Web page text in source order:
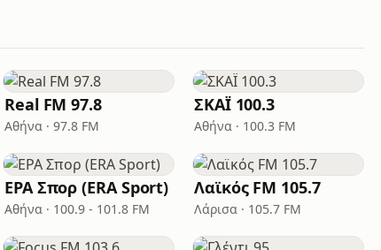
Real FM 97.8
Αθήνα · 97.8 FM
ΣΚΑΪ 100.3
Αθήνα · 100.3 FM
ΕΡΑ Σπορ (ERA Sport)
Αθήνα · 100.9 - 101.8 FM
Λαϊκός FM 105.7
Λάρισα · 105.7 FM